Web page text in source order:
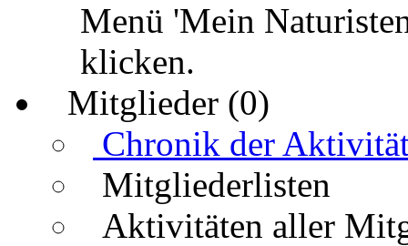
Menü 'Mein
klicken.
Mitglieder (0)
Chronik der
Mitgliederlisten
Aktivitäten aller